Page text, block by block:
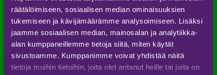
räätälöimiseen, sosiaalisen median ominaisuuksien
tukemiseen ja kävijämäärämme analysoimiseen. Lisäksi
jaamme sosiaalisen median, mainosalan ja analytiikka-
alan kumppaneillemme tietoja siitä, miten käytät
sivustoamme. Kumppanimme voivat yhdistää näitä
tietoja muihin tietoihin, joita olet antanut heille tai joita on
myyntiin hintaan 63,50€ maanantaina 3.2. klo
11:00Weekend Festivalin uutiskirjeen tilaajille.
Lippulinkki lähetetään tilaajille 1 tunti ennen
ennakkomyynnin alkamista.
Yleinen lipunmyynti alkaa maanantaina 3.
helmikuuta klo 12:00Tiketissä,
Ticketmasterissa ja Lippu.fi:ssä.